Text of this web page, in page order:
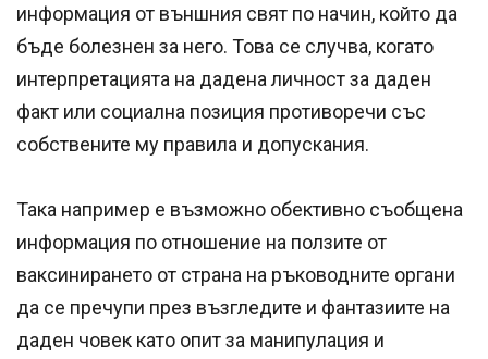
информация от външния свят по начин, който да
бъде болезнен за него. Това се случва, когато
интерпретацията на дадена личност за даден
факт или социална позиция противоречи със
собствените му правила и допускания.
Така например е възможно обективно съобщена
информация по отношение на ползите от
ваксинирането от страна на ръководните органи
да се пречупи през възгледите и фантазиите на
даден човек като опит за манипулация и